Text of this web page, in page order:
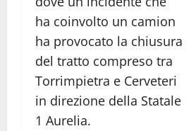
ha coinvolto un camion
ha provocato la chiusura
del tratto compreso tra
Torrimpietra e Cerveteri
in direzione della Statale
1 Aurelia.